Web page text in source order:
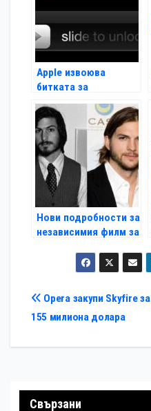
Apple извоюва
битката за
жестовото
отключване
Нови подробности за
независимия филм за
Навигация
Opera закупи Skyfire за
155 милиона долара
Свързани